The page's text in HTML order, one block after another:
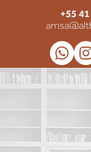
+55